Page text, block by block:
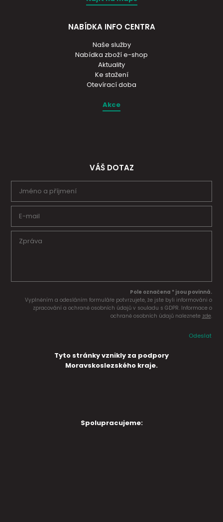
NABÍDKA INFO CENTRA
Naše služby
Nabídka zboží e-shop
Aktuality
Ke stažení
Otevírací doba
Akce
VÁŠ DOTAZ
Pole označena * jsou povinná.
Vyplněním a odesláním formuláře potvrzujete, že jste byli informováni o
zpracování a ochraně osobních údajů v souladu s GDPR. Informace o
ochraně osobních údajů naleznete zde.
Odeslat
Tyto stránky vznikly za podpory
Moravskoslezského kraje.
Spolupracujeme: